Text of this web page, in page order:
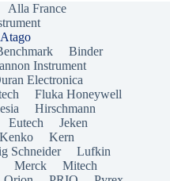
Alla France
Atago
Binder
Instrument
Electronica
Fluka Honeywell
Hirschmann
Eutech
Jeken
Kenko
Kern
Schneider
Lufkin
Merck
Mitech